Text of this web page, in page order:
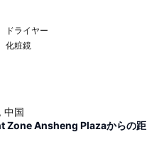
ドライヤー
化粧鏡
中国
Zone Ansheng Plazaからの距